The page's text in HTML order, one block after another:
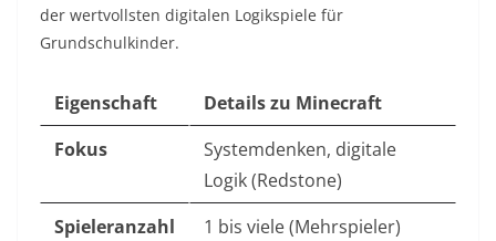
der wertvollsten digitalen Logikspiele für
Grundschulkinder.
Eigenschaft
Details zu Minecraft
Fokus
Systemdenken, digitale
Logik (Redstone)
Spieleranzahl
1 bis viele (Mehrspieler)